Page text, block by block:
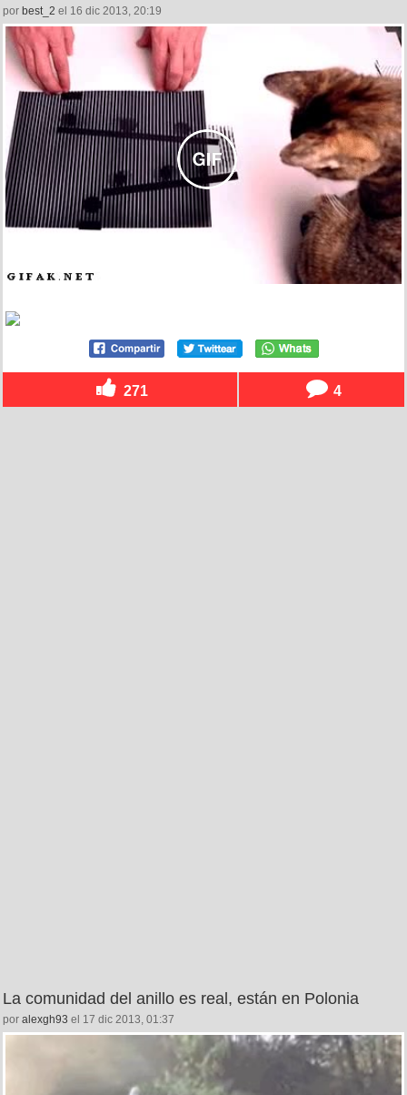
por best_2 el 16 dic 2013, 20:19
271 4
La comunidad del anillo es real, están en Polonia
por alexgh93 el 17 dic 2013, 01:37